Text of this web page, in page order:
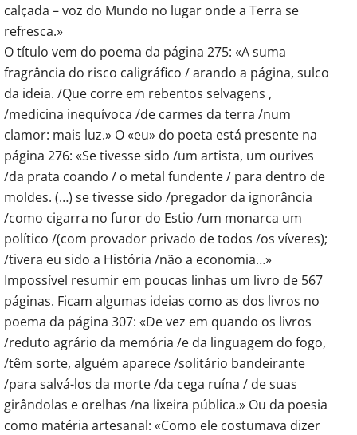
calçada – voz do Mundo no lugar onde a Terra se
refresca.»
O título vem do poema da página 275: «A suma
fragrância do risco caligráfico / arando a página, sulco
da ideia. /Que corre em rebentos selvagens ,
/medicina inequívoca /de carmes da terra /num
clamor: mais luz.» O «eu» do poeta está presente na
página 276: «Se tivesse sido /um artista, um ourives
/da prata coando / o metal fundente / para dentro de
moldes. (…) se tivesse sido /pregador da ignorância
/como cigarra no furor do Estio /um monarca um
político /(com provador privado de todos /os víveres);
/tivera eu sido a História /não a economia…»
Impossível resumir em poucas linhas um livro de 567
páginas. Ficam algumas ideias como as dos livros no
poema da página 307: «De vez em quando os livros
/reduto agrário da memória /e da linguagem do fogo,
/têm sorte, alguém aparece /solitário bandeirante
/para salvá-los da morte /da cega ruína / de suas
girândolas e orelhas /na lixeira pública.» Ou da poesia
como matéria artesanal: «Como ele costumava dizer